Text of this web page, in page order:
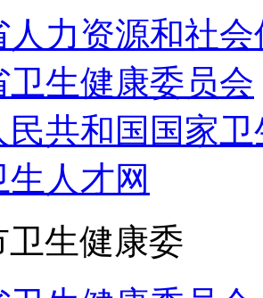
人力资源和社
卫生健康委员会
民共和国国家
人才网
生健康委